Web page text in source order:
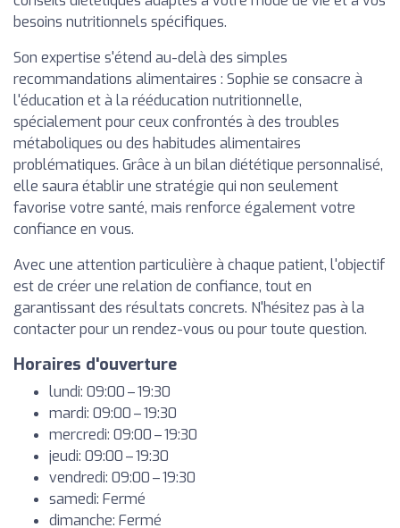
besoins nutritionnels spécifiques.
Son expertise s'étend au-delà des simples
recommandations alimentaires : Sophie se consacre à
l'éducation et à la rééducation nutritionnelle,
spécialement pour ceux confrontés à des troubles
métaboliques ou des habitudes alimentaires
problématiques. Grâce à un bilan diététique personnalisé,
elle saura établir une stratégie qui non seulement
favorise votre santé, mais renforce également votre
confiance en vous.
Avec une attention particulière à chaque patient, l'objectif
est de créer une relation de confiance, tout en
garantissant des résultats concrets. N'hésitez pas à la
contacter pour un rendez-vous ou pour toute question.
Horaires d'ouverture
lundi: 09:00 – 19:30
mardi: 09:00 – 19:30
mercredi: 09:00 – 19:30
jeudi: 09:00 – 19:30
vendredi: 09:00 – 19:30
samedi: Fermé
dimanche: Fermé